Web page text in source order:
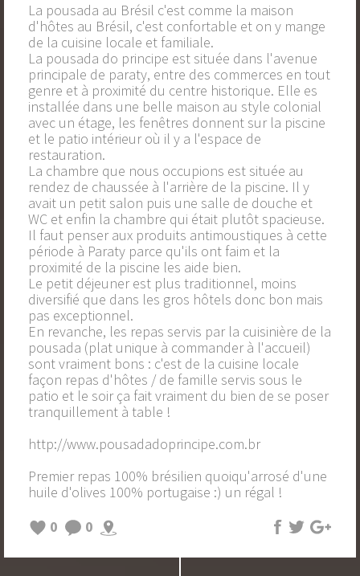
La pousada au Brésil c'est comme la maison
d'hôtes au Brésil, c'est confortable et on y mange
de la cuisine locale et familiale.
La pousada do principe est située dans l'avenue
principale de paraty, entre des commerces en tout
genre et à proximité du centre historique. Elle es
installée dans une belle maison au style colonial
avec un étage, les fenêtres donnent sur la piscine
et le patio intérieur où il y a l'espace de
restauration.
La chambre que nous occupions est située au
rendez de chaussée à l'arrière de la piscine. Il y
avait un petit salon puis une salle de douche et
WC et enfin la chambre qui était plutôt spacieuse.
Il faut penser aux produits antimoustiques à cette
période à Paraty parce qu'ils ont faim et la
proximité de la piscine les aide bien.
Le petit déjeuner est plus traditionnel, moins
diversifié que dans les gros hôtels donc bon mais
pas exceptionnel.
En revanche, les repas servis par la cuisinière de la
pousada (plat unique à commander à l'accueil)
sont vraiment bons : c'est de la cuisine locale
façon repas d'hôtes / de famille servis sous le
patio et le soir ça fait vraiment du bien de se poser
tranquillement à table !
http://www.pousadadoprincipe.com.br
Premier repas 100% brésilien quoiqu'arrosé d'une
huile d'olives 100% portugaise :) un régal !
0
0